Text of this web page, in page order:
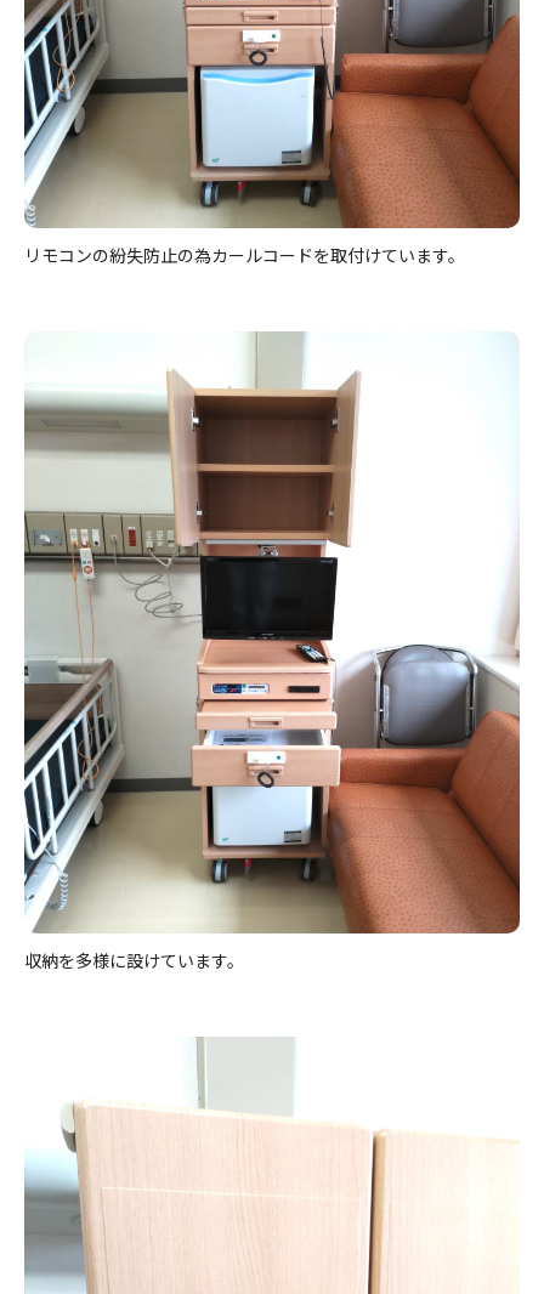
リモコンの紛失防止の為カールコードを取付けています。
収納を多様に設けています。